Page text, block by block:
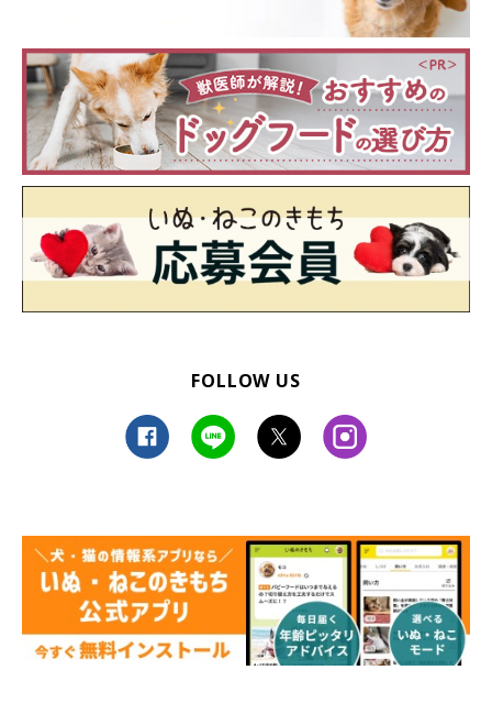
FOLLOW US